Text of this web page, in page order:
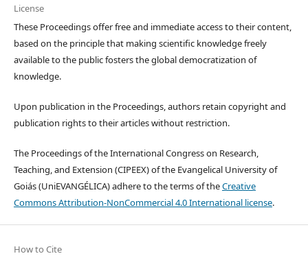
License
These Proceedings offer free and immediate access to their content,
based on the principle that making scientific knowledge freely
available to the public fosters the global democratization of
knowledge.
Upon publication in the Proceedings, authors retain copyright and
publication rights to their articles without restriction.
The Proceedings of the International Congress on Research,
Teaching, and Extension (CIPEEX) of the Evangelical University of
Goiás (UniEVANGÉLICA) adhere to the terms of theCreative
Commons Attribution-NonCommercial 4.0 International license.
How to Cite